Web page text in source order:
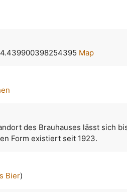
Map
des Brauhauses lässt sich
Form existiert seit 1923.
Bier)